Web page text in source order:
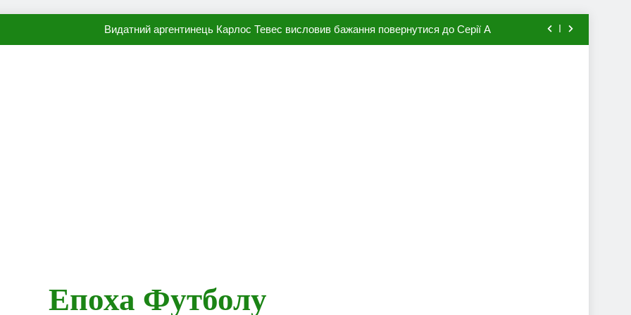
Видатний аргентинець Карлос Тевес висловив бажання повернутися до Серії А
Епоха Футболу